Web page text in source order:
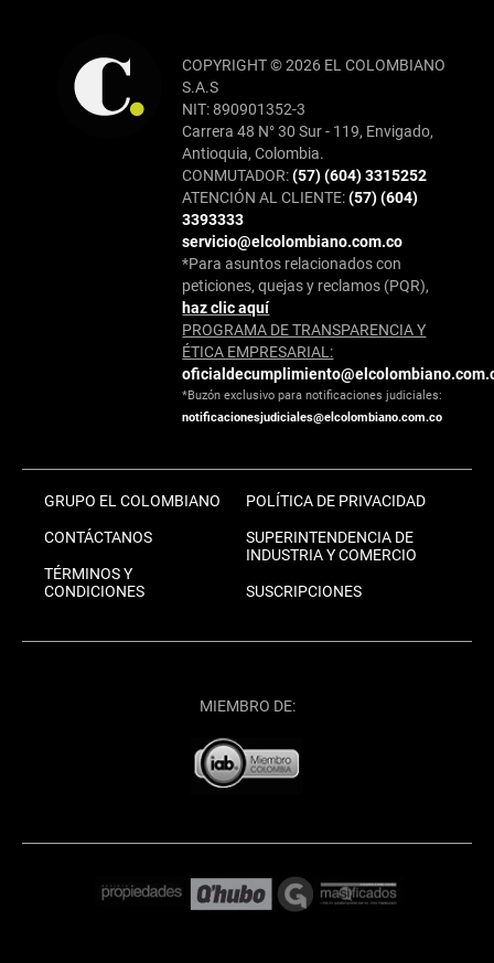
COPYRIGHT © 2026 EL COLOMBIANO
S.A.S
NIT: 890901352-3
Carrera 48 N° 30 Sur - 119, Envigado,
Antioquia, Colombia.
CONMUTADOR:(57) (604) 3315252
ATENCIÓN AL CLIENTE:(57) (604)
3393333
servicio@elcolombiano.com.co
*Para asuntos relacionados con
peticiones, quejas y reclamos (PQR),
haz clic aquí
PROGRAMA DE TRANSPARENCIA Y
ÉTICA EMPRESARIAL:
*Buzón exclusivo para notificaciones judiciales:
notificacionesjudiciales@elcolombiano.com.co
GRUPO EL COLOMBIANO
CONTÁCTANOS
TÉRMINOS Y
CONDICIONES
POLÍTICA DE PRIVACIDAD
SUPERINTENDENCIA DE
INDUSTRIA Y COMERCIO
SUSCRIPCIONES
MIEMBRO DE: